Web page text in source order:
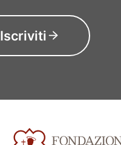
Iscriviti